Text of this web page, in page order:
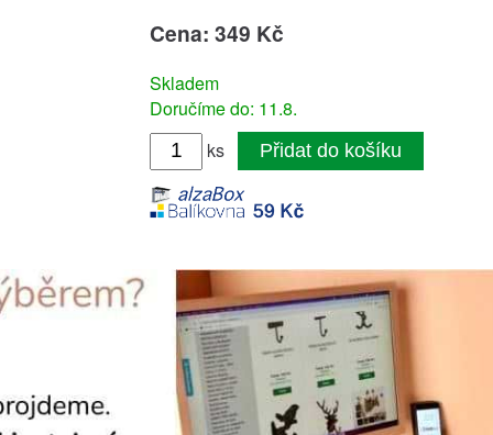
Cena: 349 Kč
Skladem
Doručíme do: 11.8.
ks
Přidat do košíku